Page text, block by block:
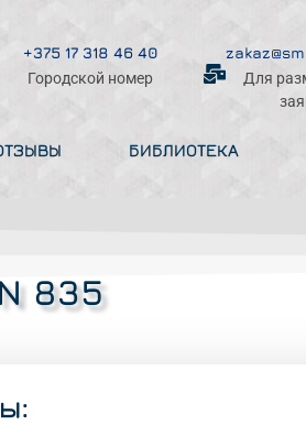
+375 17 318 46 40
Городской номер
Для
БИБЛИОТЕКА
835